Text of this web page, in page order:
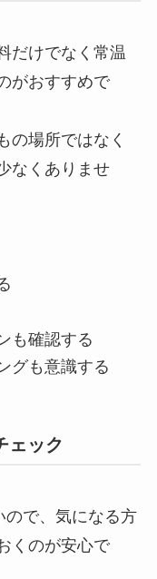
だけでなく常温
がおすすめで
の場所ではなく
なくありませ
も確認する
グも意識する
ェック
ので、気になる方
くのが安心で